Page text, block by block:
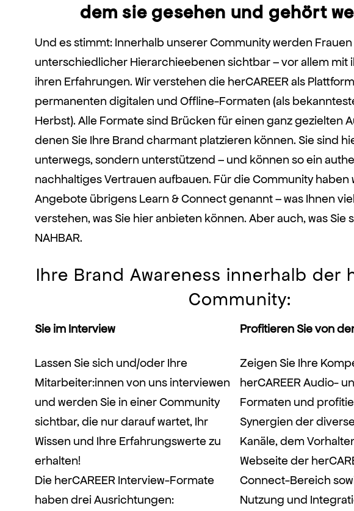
dem sie gesehen und gehört
Und es stimmt: Innerhalb unserer Community werden Frauen
unterschiedlicher Hierarchieebenen sichtbar – vor allem mit
ihren Erfahrungen. Wir verstehen die herCAREER als
permanenten digitalen und Offline-Formaten (als
Herbst). Alle Formate sind Brücken für einen ganz gezielten
denen Sie Ihre Brand charmant platzieren können. Sie sind
unterwegs, sondern unterstützend – und können so ein
nachhaltiges Vertrauen aufbauen. Für die Community haben
Angebote übrigens Learn & Connect genannt – was Ihnen
verstehen, was Sie hier anbieten können. Aber auch, was Sie
NAHBAR.
Ihre Brand Awareness innerhalb der
Community:
Sie im Interview
Lassen Sie sich und/oder Ihre
Mitarbeiter:innen von uns interviewen
und werden Sie in einer Community
sichtbar, die nur darauf wartet, Ihr
Wissen und Ihre Erfahrungswerte zu
erhalten!
Die herCAREER Interview-Formate
haben drei Ausrichtungen:
Profitieren Sie von
Zeigen Sie Ihre
herCAREER Audio-
Formaten und
Synergien der
Kanäle, dem
Webseite der
Connect-Bereich
Nutzung und